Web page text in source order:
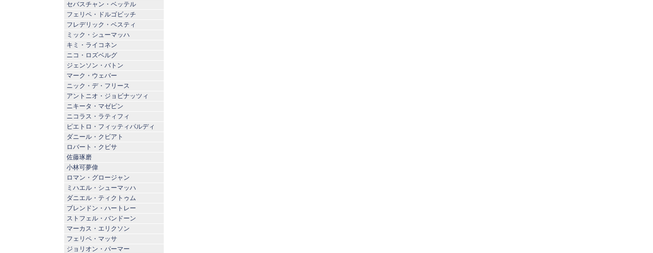
セバスチャン・ベッテル
フェリペ・ドルゴビッチ
フレデリック・ベスティ
ミック・シューマッハ
キミ・ライコネン
ニコ・ロズベルグ
ジェンソン・バトン
マーク・ウェバー
ニック・デ・フリース
アントニオ・ジョビナッツィ
ニキータ・マゼピン
ニコラス・ラティフィ
ピエトロ・フィッティパルディ
ダニール・クビアト
ロバート・クビサ
佐藤琢磨
小林可夢偉
ロマン・グロージャン
ミハエル・シューマッハ
ダニエル・ティクトゥム
ブレンドン・ハートレー
ストフェル・バンドーン
マーカス・エリクソン
フェリペ・マッサ
ジョリオン・パーマー